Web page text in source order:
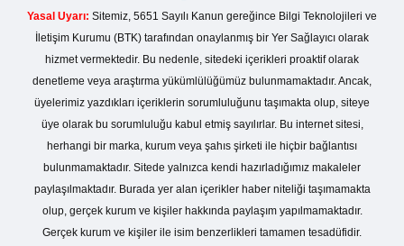
Yasal Uyarı: Sitemiz, 5651 Sayılı Kanun gereğince Bilgi Teknolojileri ve
İletişim Kurumu (BTK) tarafından onaylanmış bir Yer Sağlayıcı olarak
hizmet vermektedir. Bu nedenle, sitedeki içerikleri proaktif olarak
denetleme veya araştırma yükümlülüğümüz bulunmamaktadır. Ancak,
üyelerimiz yazdıkları içeriklerin sorumluluğunu taşımakta olup, siteye
üye olarak bu sorumluluğu kabul etmiş sayılırlar. Bu internet sitesi,
herhangi bir marka, kurum veya şahıs şirketi ile hiçbir bağlantısı
bulunmamaktadır. Sitede yalnızca kendi hazırladığımız makaleler
paylaşılmaktadır. Burada yer alan içerikler haber niteliği taşımamakta
olup, gerçek kurum ve kişiler hakkında paylaşım yapılmamaktadır.
Gerçek kurum ve kişiler ile isim benzerlikleri tamamen tesadüfidir.